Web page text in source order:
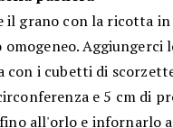
il grano con la ricotta
omogeneo. Aggiungerci
con i cubetti di
e 5 cm di
all'orlo e infornarlo